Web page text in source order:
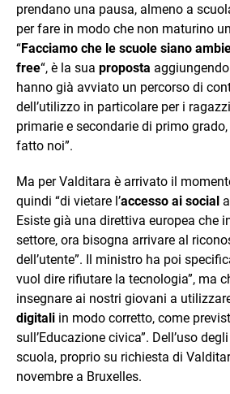
prendano una pausa, almeno a
per fare in modo che non maturino
“Facciamo che le scuole siano
free“, è la sua proposta
hanno già avviato un percorso di
dell’utilizzo in particolare per i
primarie e secondarie di primo
fatto noi”.
Ma per Valditara è arrivato il
quindi “di vietare l’accesso ai social
Esiste già una direttiva europea che
settore, ora bisogna arrivare al
dell’utente”. Il ministro ha poi
vuol dire rifiutare la tecnologia”, ma
insegnare ai nostri giovani a
digitali in modo corretto, come
sull’Educazione civica”. Dell’uso
scuola, proprio su richiesta di
novembre a Bruxelles.